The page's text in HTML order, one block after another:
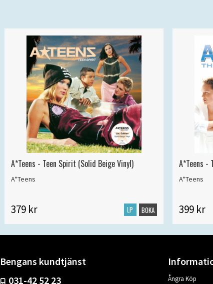
A*Teens - Teen Spirit (Solid Beige Vinyl)
A*Teens
379 kr LP BOKA
A*Teens -
A*Teens
399 kr
Bengans kundtjänst
031-42 52 23
Ångra Köp